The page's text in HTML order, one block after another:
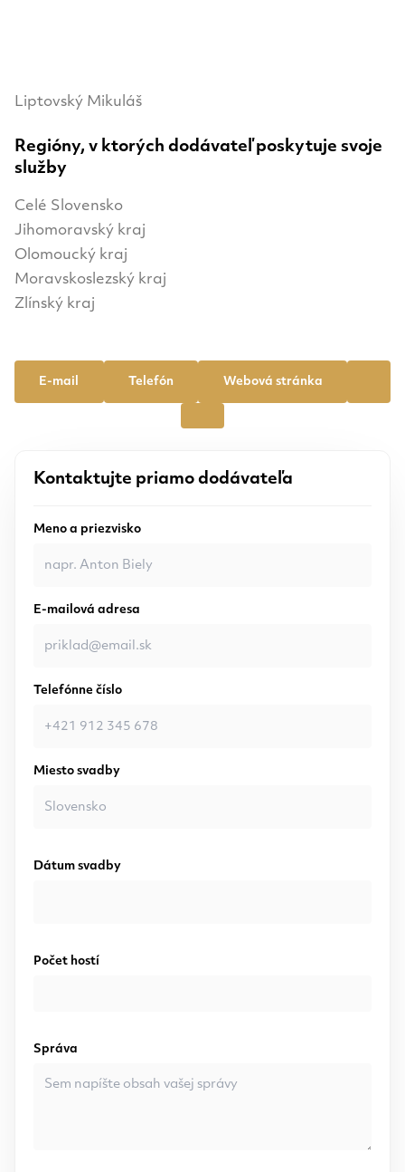
Liptovský Mikuláš
Regióny, v ktorých dodávateľ poskytuje svoje
služby
Celé Slovensko
Jihomoravský kraj
Olomoucký kraj
Moravskoslezský kraj
Zlínský kraj
E-mail Telefón Webová stránka
Kontaktujte priamo dodávateľa
Meno a priezvisko
E-mailová adresa
Telefónne číslo
Miesto svadby
Dátum svadby
Počet hostí
Správa